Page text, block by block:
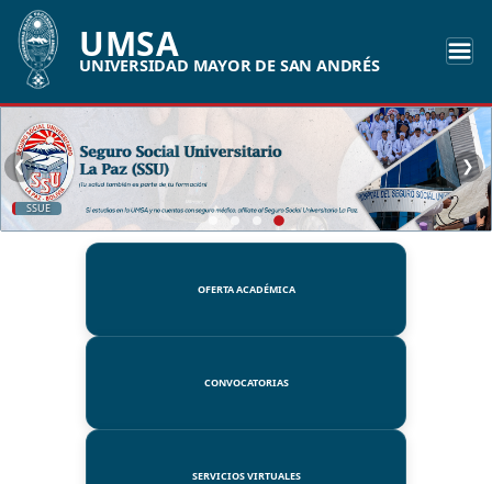
UMSA
UNIVERSIDAD MAYOR DE SAN ANDRÉS
SSUE
❮ ❯
OFERTA ACADÉMICA
CONVOCATORIAS
SERVICIOS VIRTUALES